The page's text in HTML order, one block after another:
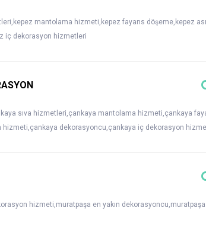
mantolama hizmeti,kepez fayans döşeme,kepez
iç dekorasyon hizmetleri
sıva hizmetleri,çankaya mantolama hizmeti,çankaya
hizmeti,çankaya dekorasyoncu,çankaya iç dekorasyon
hizmeti,muratpaşa en yakın